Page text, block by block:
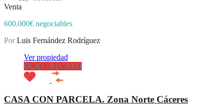
Venta
600.000€ negociables
Por Luis Fernández Rodríguez
Ver propiedad
OCIO / RECREO
CASA CON PARCELA. Zona Norte Cáceres